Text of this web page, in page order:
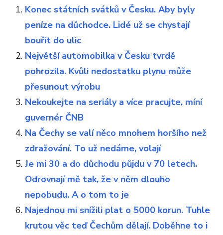
Konec státních svátků v Česku. Aby byly
peníze na důchodce. Lidé už se chystají
bouřit do ulic
Největší automobilka v Česku tvrdě
pohrozila. Kvůli nedostatku plynu může
přesunout výrobu
Nekoukejte na seriály a více pracujte, míní
guvernér ČNB
Na Čechy se valí něco mnohem horšího než
zdražování. To už nedáme, volají
Je mi 30 a do důchodu půjdu v 70 letech.
Odrovnají mě tak, že v něm dlouho
nepobudu. A o tom to je
Najednou mi snížili plat o 5000 korun. Tuhle
krutou věc teď Čechům dělají. Doběhne to i